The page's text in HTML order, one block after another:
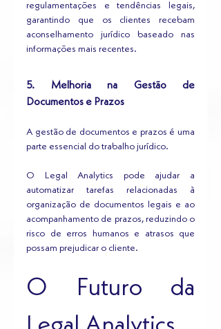
regulamentações e tendências legais,
garantindo que os clientes recebam
aconselhamento jurídico baseado nas
informações mais recentes.
5. Melhoria na Gestão de
Documentos e Prazos
A gestão de documentos e prazos é uma
parte essencial do trabalho jurídico.
O Legal Analytics pode ajudar a
automatizar tarefas relacionadas à
organização de documentos legais e ao
acompanhamento de prazos, reduzindo o
risco de erros humanos e atrasos que
possam prejudicar o cliente.
O Futuro da